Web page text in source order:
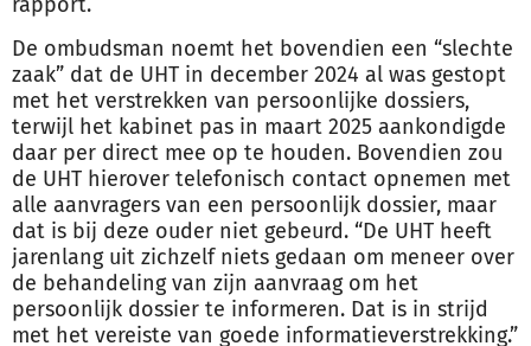
De ombudsman noemt het bovendien een “slechte
zaak” dat de UHT in december 2024 al was gestopt
met het verstrekken van persoonlijke dossiers,
terwijl het kabinet pas in maart 2025 aankondigde
daar per direct mee op te houden. Bovendien zou
de UHT hierover telefonisch contact opnemen met
alle aanvragers van een persoonlijk dossier, maar
dat is bij deze ouder niet gebeurd. “De UHT heeft
jarenlang uit zichzelf niets gedaan om meneer over
de behandeling van zijn aanvraag om het
persoonlijk dossier te informeren. Dat is in strijd
met het vereiste van goede informatieverstrekking.”